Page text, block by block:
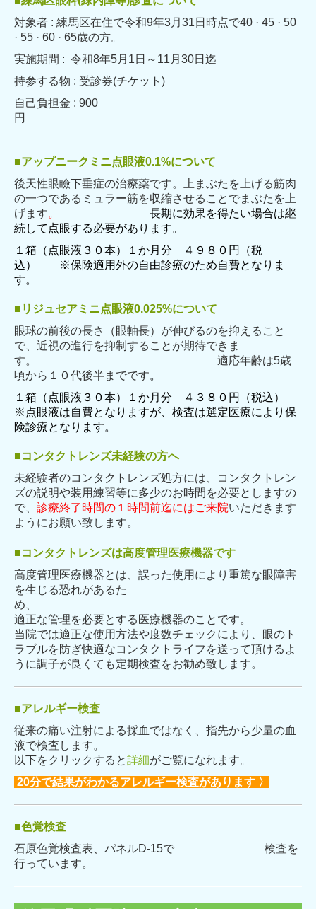
対象者 : 練馬区在住で令和9年3月31日時点で40 · 45 · 50
· 55 · 60 · 65歳の方。
実施期間 : 令和8年5月1日～11月30日迄
持参する物 : 受診券(チケット)
自己負担金 : 900
円
■アップニークミニ点眼液0.1%について
後天性眼瞼下垂症の治療薬です。上まぶたを上げる筋肉
の一つであるミュラー筋を収縮させることでまぶたを上
げます。 長期に効果を得たい場合は継
続して点眼する必要があります。
１箱（点眼液３０本）１か月分 ４９８０円（税
込） ※保険適用外の自由診療のため自費となりま
す。
■リジュセアミニ点眼液0.025%について
眼球の前後の長さ（眼軸長）が伸びるのを抑えること
で、近視の進行を抑制することが期待できま
す。 適応年齢は5歳
頃から１０代後半までです。
１箱（点眼液３０本）１か月分 ４３８０円（税込）
※ 点眼液は自費となりますが、検査は選定医療により保
険診療となります。
■コンタクトレンズ未経験の方へ
未経験者のコンタクトレンズ処方には、コンタクトレン
ズの説明や装用練習等に多少のお時間を必要としますの
で、 診療終了時間の１時間前迄にはご来院いただきます
ようにお願い致します。
■コンタクトレンズは高度管理医療機器です
高度管理医療機器とは、誤った使用により重篤な眼障害
を生じる恐れがあるた
め、
適正な管理を必要とする医療機器のことです。
当院では適正な使用方法や度数チェックにより、眼のト
ラブルを防ぎ快適なコンタクトライフを送って頂けるよ
うに調子が良くても定期検査をお勧め致します。
■アレルギー検査
従来の痛い注射による採血ではなく、指先から少量の血
液で検査します。
以下をクリックすると詳細がご覧になれます。
20分で結果がわかるアレルギー検査があります 〉
■色覚検査
石原色覚検査表、パネルD-15で 検査を
行っています。